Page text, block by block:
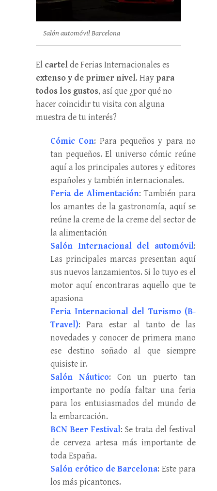
Salón automóvil Barcelona
El cartelde Ferias Internacionales es
extenso y de primer nivel. Hay para
todos los gustos, así que ¿por qué no
hacer coincidir tu visita con alguna
muestra de tu interés?
Cómic Con: Para pequeños y para no
tan pequeños. El universo cómic reúne
aquí a los principales autores y editores
españoles y también internacionales.
Feria de Alimentación: También para
los amantes de la gastronomía, aquí se
reúne la creme de la creme del sector de
la alimentación
Salón Internacional del automóvil:
Las principales marcas presentan aquí
sus nuevos lanzamientos. Si lo tuyo es el
motor aquí encontraras aquello que te
apasiona
Feria Internacional del Turismo (B-
Travel): Para estar al tanto de las
novedades y conocer de primera mano
ese destino soñado al que siempre
quisiste ir.
Salón Náutico: Con un puerto tan
importante no podía faltar una feria
para los entusiasmados del mundo de
la embarcación.
BCN Beer Festival: Se trata del festival
de cerveza artesa más importante de
toda España.
Salón erótico de Barcelona: Este para
los más picantones.